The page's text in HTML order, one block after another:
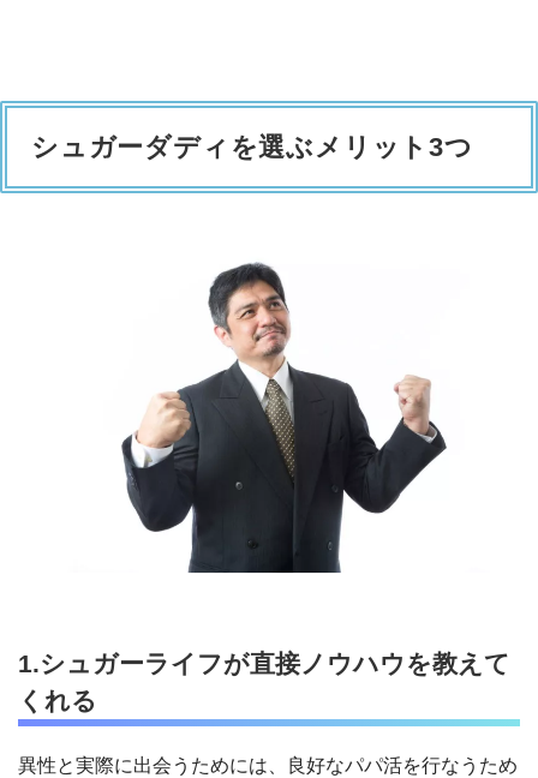
シュガーダディを選ぶメリット3つ
1.シュガーライフが直接ノウハウを教えて
くれる
異性と実際に出会うためには、良好なパパ活を行なうため